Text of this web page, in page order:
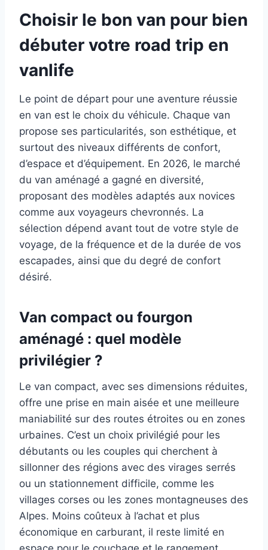
Choisir le bon van pour bien
débuter votre road trip en
vanlife
Le point de départ pour une aventure réussie
en van est le choix du véhicule. Chaque van
propose ses particularités, son esthétique, et
surtout des niveaux différents de confort,
d’espace et d’équipement. En 2026, le marché
du van aménagé a gagné en diversité,
proposant des modèles adaptés aux novices
comme aux voyageurs chevronnés. La
sélection dépend avant tout de votre style de
voyage, de la fréquence et de la durée de vos
escapades, ainsi que du degré de confort
désiré.
Van compact ou fourgon
aménagé : quel modèle
privilégier ?
Le van compact, avec ses dimensions réduites,
offre une prise en main aisée et une meilleure
maniabilité sur des routes étroites ou en zones
urbaines. C’est un choix privilégié pour les
débutants ou les couples qui cherchent à
sillonner des régions avec des virages serrés
ou un stationnement difficile, comme les
villages corses ou les zones montagneuses des
Alpes. Moins coûteux à l’achat et plus
économique en carburant, il reste limité en